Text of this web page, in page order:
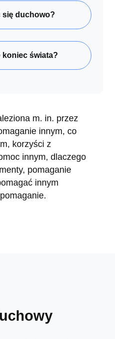
się duchowo?
koniec świata?
m. in. przez
innym, co
korzyści z
innym, dlaczego
pomaganie
innym